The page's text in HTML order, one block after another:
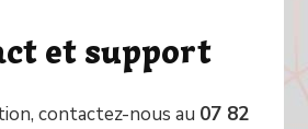
et support
contactez-nous au 07 82